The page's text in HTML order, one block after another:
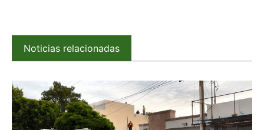
Noticias relacionadas